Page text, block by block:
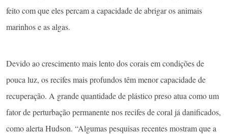
feito com que eles percam a capacidade de abrigar os animais
marinhos e as algas.
Devido ao crescimento mais lento dos corais em condições de
pouca luz, os recifes mais profundos têm menor capacidade de
recuperação. A grande quantidade de plástico preso atua como um
fator de perturbação permanente nos recifes de coral já danificados,
como alerta Hudson. “Algumas pesquisas recentes mostram que a